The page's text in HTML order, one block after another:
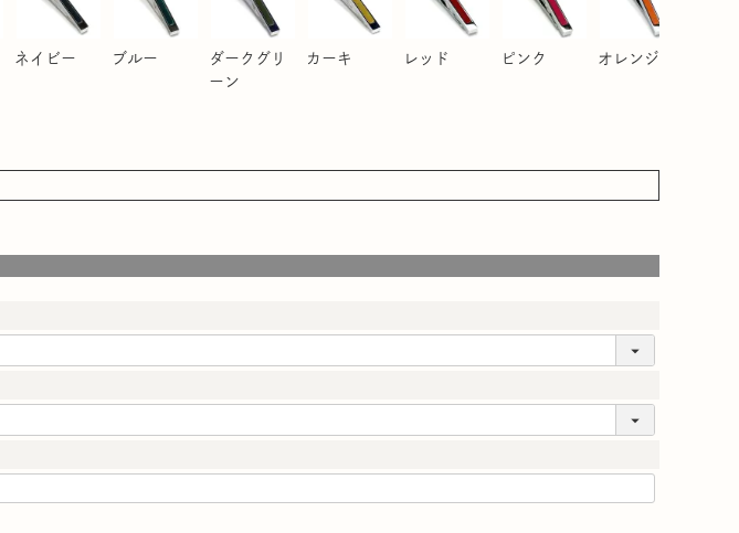
ネイビー ブルー
ダークグリ
ーン
カーキ レッド ピンク オレンジ